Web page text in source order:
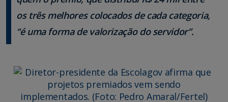
os três melhores colocados de cada categoria,
“é uma forma de valorização do servidor”.